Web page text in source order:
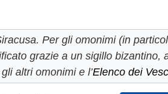
Per gli omonimi (in
grazie a un sigillo bizantino,
altri omonimie l’Elenco dei